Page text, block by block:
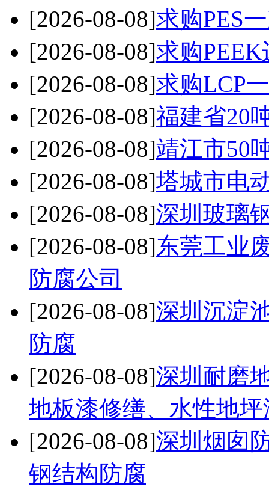
[2026-08-08]求购PES
[2026-08-08]求购
[2026-08-08]求购LCP
[2026-08-08]福建省20
[2026-08-08]靖江市50
[2026-08-08]塔城市电
[2026-08-08]深圳玻璃
[2026-08-08]东莞工业
防腐公司
[2026-08-08]深圳沉淀
防腐
[2026-08-08]深圳耐磨
地板漆修缮、水性地
[2026-08-08]深圳烟囱
钢结构防腐